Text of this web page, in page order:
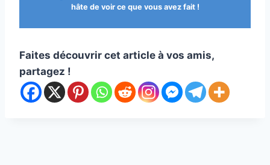
hâte de voir ce que vous avez fait !
Faites découvrir cet article à vos amis,
partagez !